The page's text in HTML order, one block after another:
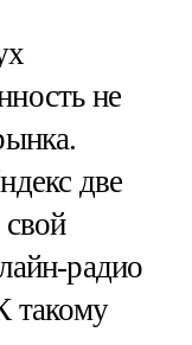
не
две
свой
радио
такому